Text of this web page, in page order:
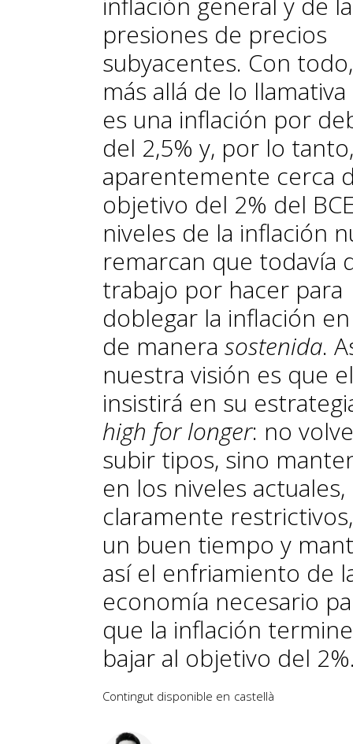
presiones de precios
subyacentes. Con
más allá de lo
es una inflación por
del 2,5% y, por lo tanto,
aparentemente cerca
objetivo del 2% del
niveles de la inflación
remarcan que todavía
trabajo por hacer para
doblegar la inflación
de manera sostenida.
nuestra visión es que
insistirá en su
high for longer: no
subir tipos, sino
en los niveles actuales,
claramente
un buen tiempo y
así el enfriamiento de
economía necesario
que la inflación
bajar al objetivo del
Contingut disponible en castellà